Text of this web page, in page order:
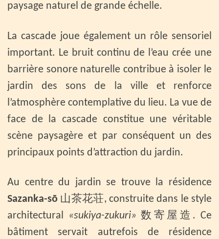
paysage naturel de grande échelle.
La cascade joue également un rôle sensoriel
important. Le bruit continu de l’eau crée une
barrière sonore naturelle contribue à isoler le
jardin des sons de la ville et renforce
l’atmosphère contemplative du lieu. La vue de
face de la cascade constitue une véritable
scène paysagère et par conséquent un des
principaux points d’attraction du jardin.
Au centre du jardin se trouve la résidence
Sazanka-sō 山茶花荘, construite dans le style
architectural «sukiya-zukuri» 数寄屋造. Ce
bâtiment servait autrefois de résidence